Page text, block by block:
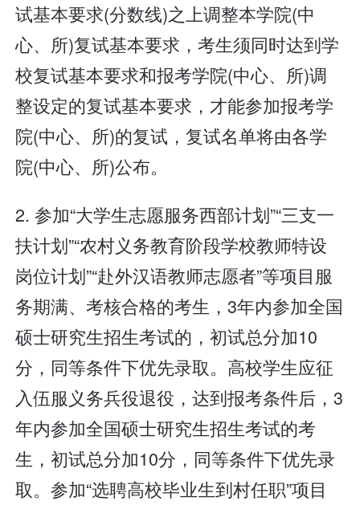
试基本要求(分数线)之上调整本学院(中
心、所)复试基本要求，考生须同时达到学
校复试基本要求和报考学院(中心、所)调
整设定的复试基本要求，才能参加报考学
院(中心、所)的复试，复试名单将由各学
院(中心、所)公布。
2. 参加“大学生志愿服务西部计划”“三支一
扶计划”“农村义务教育阶段学校教师特设
岗位计划”“赴外汉语教师志愿者”等项目服
务期满、考核合格的考生，3年内参加全国
硕士研究生招生考试的，初试总分加10
分，同等条件下优先录取。高校学生应征
入伍服义务兵役退役，达到报考条件后，3
年内参加全国硕士研究生招生考试的考
生，初试总分加10分，同等条件下优先录
取。参加“选聘高校毕业生到村任职”项目